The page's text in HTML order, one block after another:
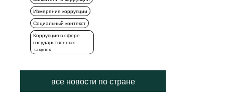
Измерение коррупции
Социальный контекст
Коррупция в сфере
государственных
закупок
все новости по стране